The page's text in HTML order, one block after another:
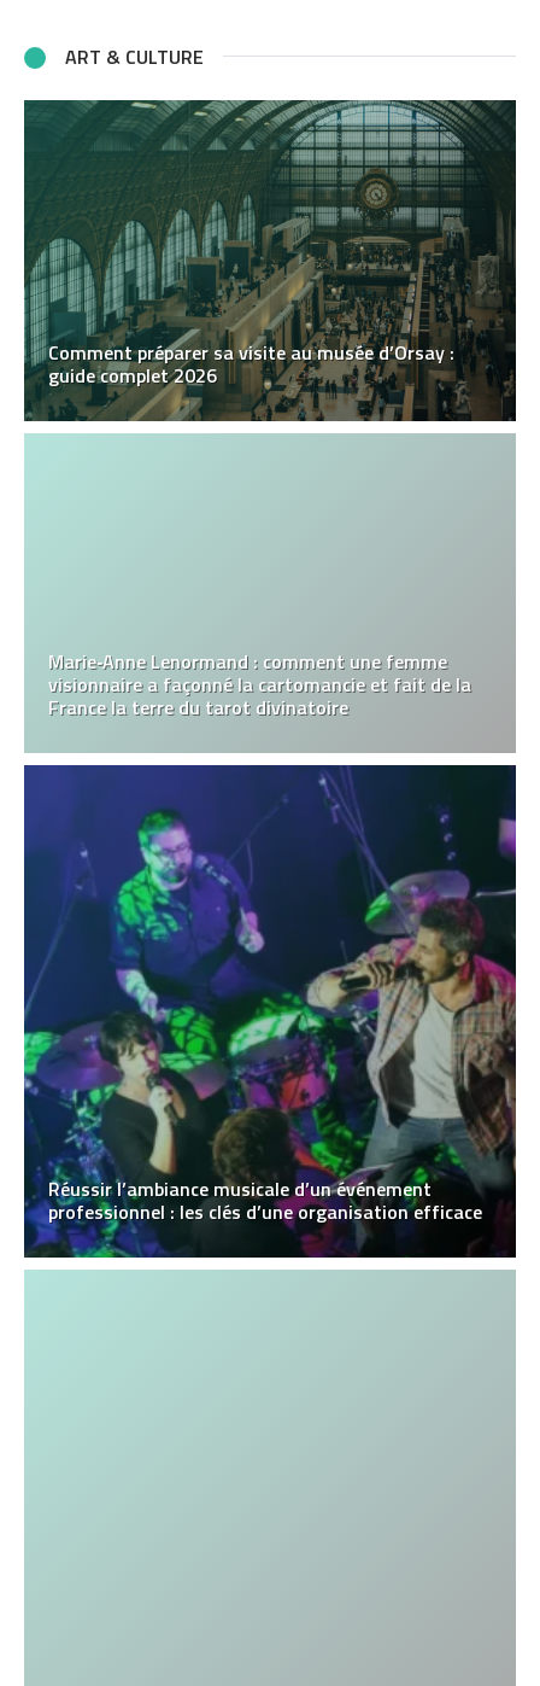
ART & CULTURE
Comment préparer sa visite au musée d’Orsay :
guide complet 2026
Marie‑Anne Lenormand : comment une femme
visionnaire a façonné la cartomancie et fait de la
France la terre du tarot divinatoire
Réussir l’ambiance musicale d’un événement
professionnel : les clés d’une organisation efficace